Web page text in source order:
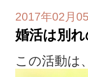
2017年02月
婚活は別
この活動は